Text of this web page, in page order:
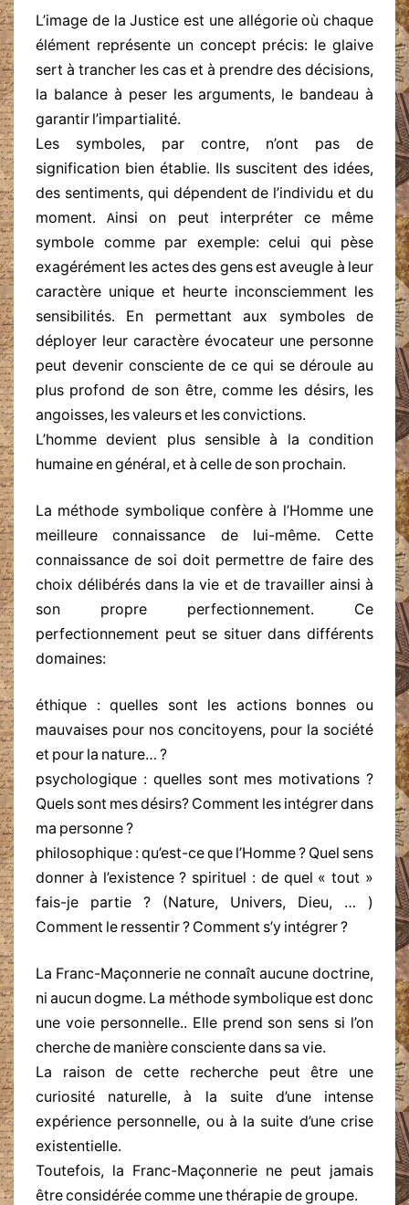
L’image de la Justice est une allégorie où chaque
élément représente un concept précis: le glaive
sert à trancher les cas et à prendre des décisions,
la balance à peser les arguments, le bandeau à
garantir l’impartialité.
Les symboles, par contre, n’ont pas de
signification bien établie. Ils suscitent des idées,
des sentiments, qui dépendent de l’individu et du
moment. Ainsi on peut interpréter ce même
symbole comme par exemple: celui qui pèse
exagérément les actes des gens est aveugle à leur
caractère unique et heurte inconsciemment les
sensibilités. En permettant aux symboles de
déployer leur caractère évocateur une personne
peut devenir consciente de ce qui se déroule au
plus profond de son être, comme les désirs, les
angoisses, les valeurs et les convictions.
L’homme devient plus sensible à la condition
humaine en général, et à celle de son prochain.
La méthode symbolique confère à l’Homme une
meilleure connaissance de lui-même. Cette
connaissance de soi doit permettre de faire des
choix délibérés dans la vie et de travailler ainsi à
son propre perfectionnement. Ce
perfectionnement peut se situer dans différents
domaines:
éthique : quelles sont les actions bonnes ou
mauvaises pour nos concitoyens, pour la société
et pour la nature… ?
psychologique : quelles sont mes motivations ?
Quels sont mes désirs? Comment les intégrer dans
ma personne ?
philosophique : qu’est-ce que l’Homme ? Quel sens
donner à l’existence ? spirituel : de quel « tout »
fais-je partie ? (Nature, Univers, Dieu, … )
Comment le ressentir ? Comment s’y intégrer ?
La Franc-Maçonnerie ne connaît aucune doctrine,
ni aucun dogme. La méthode symbolique est donc
une voie personnelle.. Elle prend son sens si l’on
cherche de manière consciente dans sa vie.
La raison de cette recherche peut être une
curiosité naturelle, à la suite d’une intense
expérience personnelle, ou à la suite d’une crise
existentielle.
Toutefois, la Franc-Maçonnerie ne peut jamais
être considérée comme une thérapie de groupe.